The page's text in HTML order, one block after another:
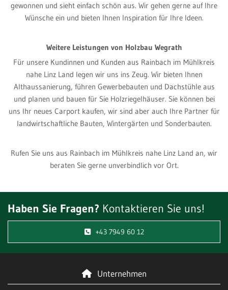
gewonnen und sieht einfach schön aus. Wir gehen gerne auf Ihre
Wünsche ein und bieten Ihnen Inspiration für Ihre Ideen.
Weitere Leistungen von Holzbau Wegrath
Für unsere Kundinnen und Kunden aus Rainbach im Mühlkreis
nahe Linz Land legen wir uns ins Zeug. Wir bieten Ihnen
Althaussanierung, führen Gewerbebauten und Dachstühle aus
und planen und bauen für Sie Holzriegelhäuser. Sie können bei
uns Ihr neues Carport kaufen, wir sind aber auch Ihre Partner für
landwirtschaftliche Bauten, Wintergärten und Sonderbauten.
Rufen Sie uns aus Rainbach im Mühlkreis nahe Linz Land an, wir
beraten Sie gerne unverbindlich vor Ort.
Haben Sie Fragen? Kontaktieren Sie uns!
+43 7949 60 12
Unternehmen